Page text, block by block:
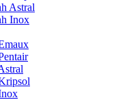
Astral
Inox